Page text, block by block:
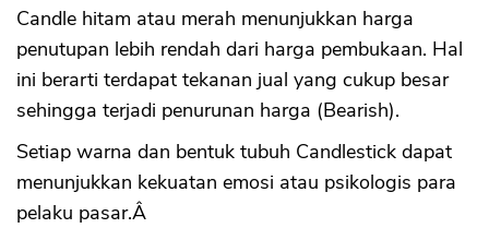
Candle hitam atau merah menunjukkan harga
penutupan lebih rendah dari harga pembukaan. Hal
ini berarti terdapat tekanan jual yang cukup besar
sehingga terjadi penurunan harga (Bearish).
Setiap warna dan bentuk tubuh Candlestick dapat
menunjukkan kekuatan emosi atau psikologis para
pelaku pasar.Â